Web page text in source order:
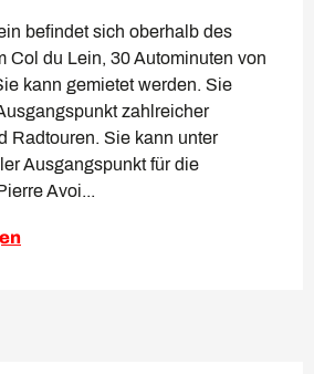
befindet sich oberhalb des
Col du Lein, 30 Autominuten von
kann gemietet werden. Sie
zahlreicher
Radtouren. Sie kann unter
Ausgangspunkt für die
Avoi...